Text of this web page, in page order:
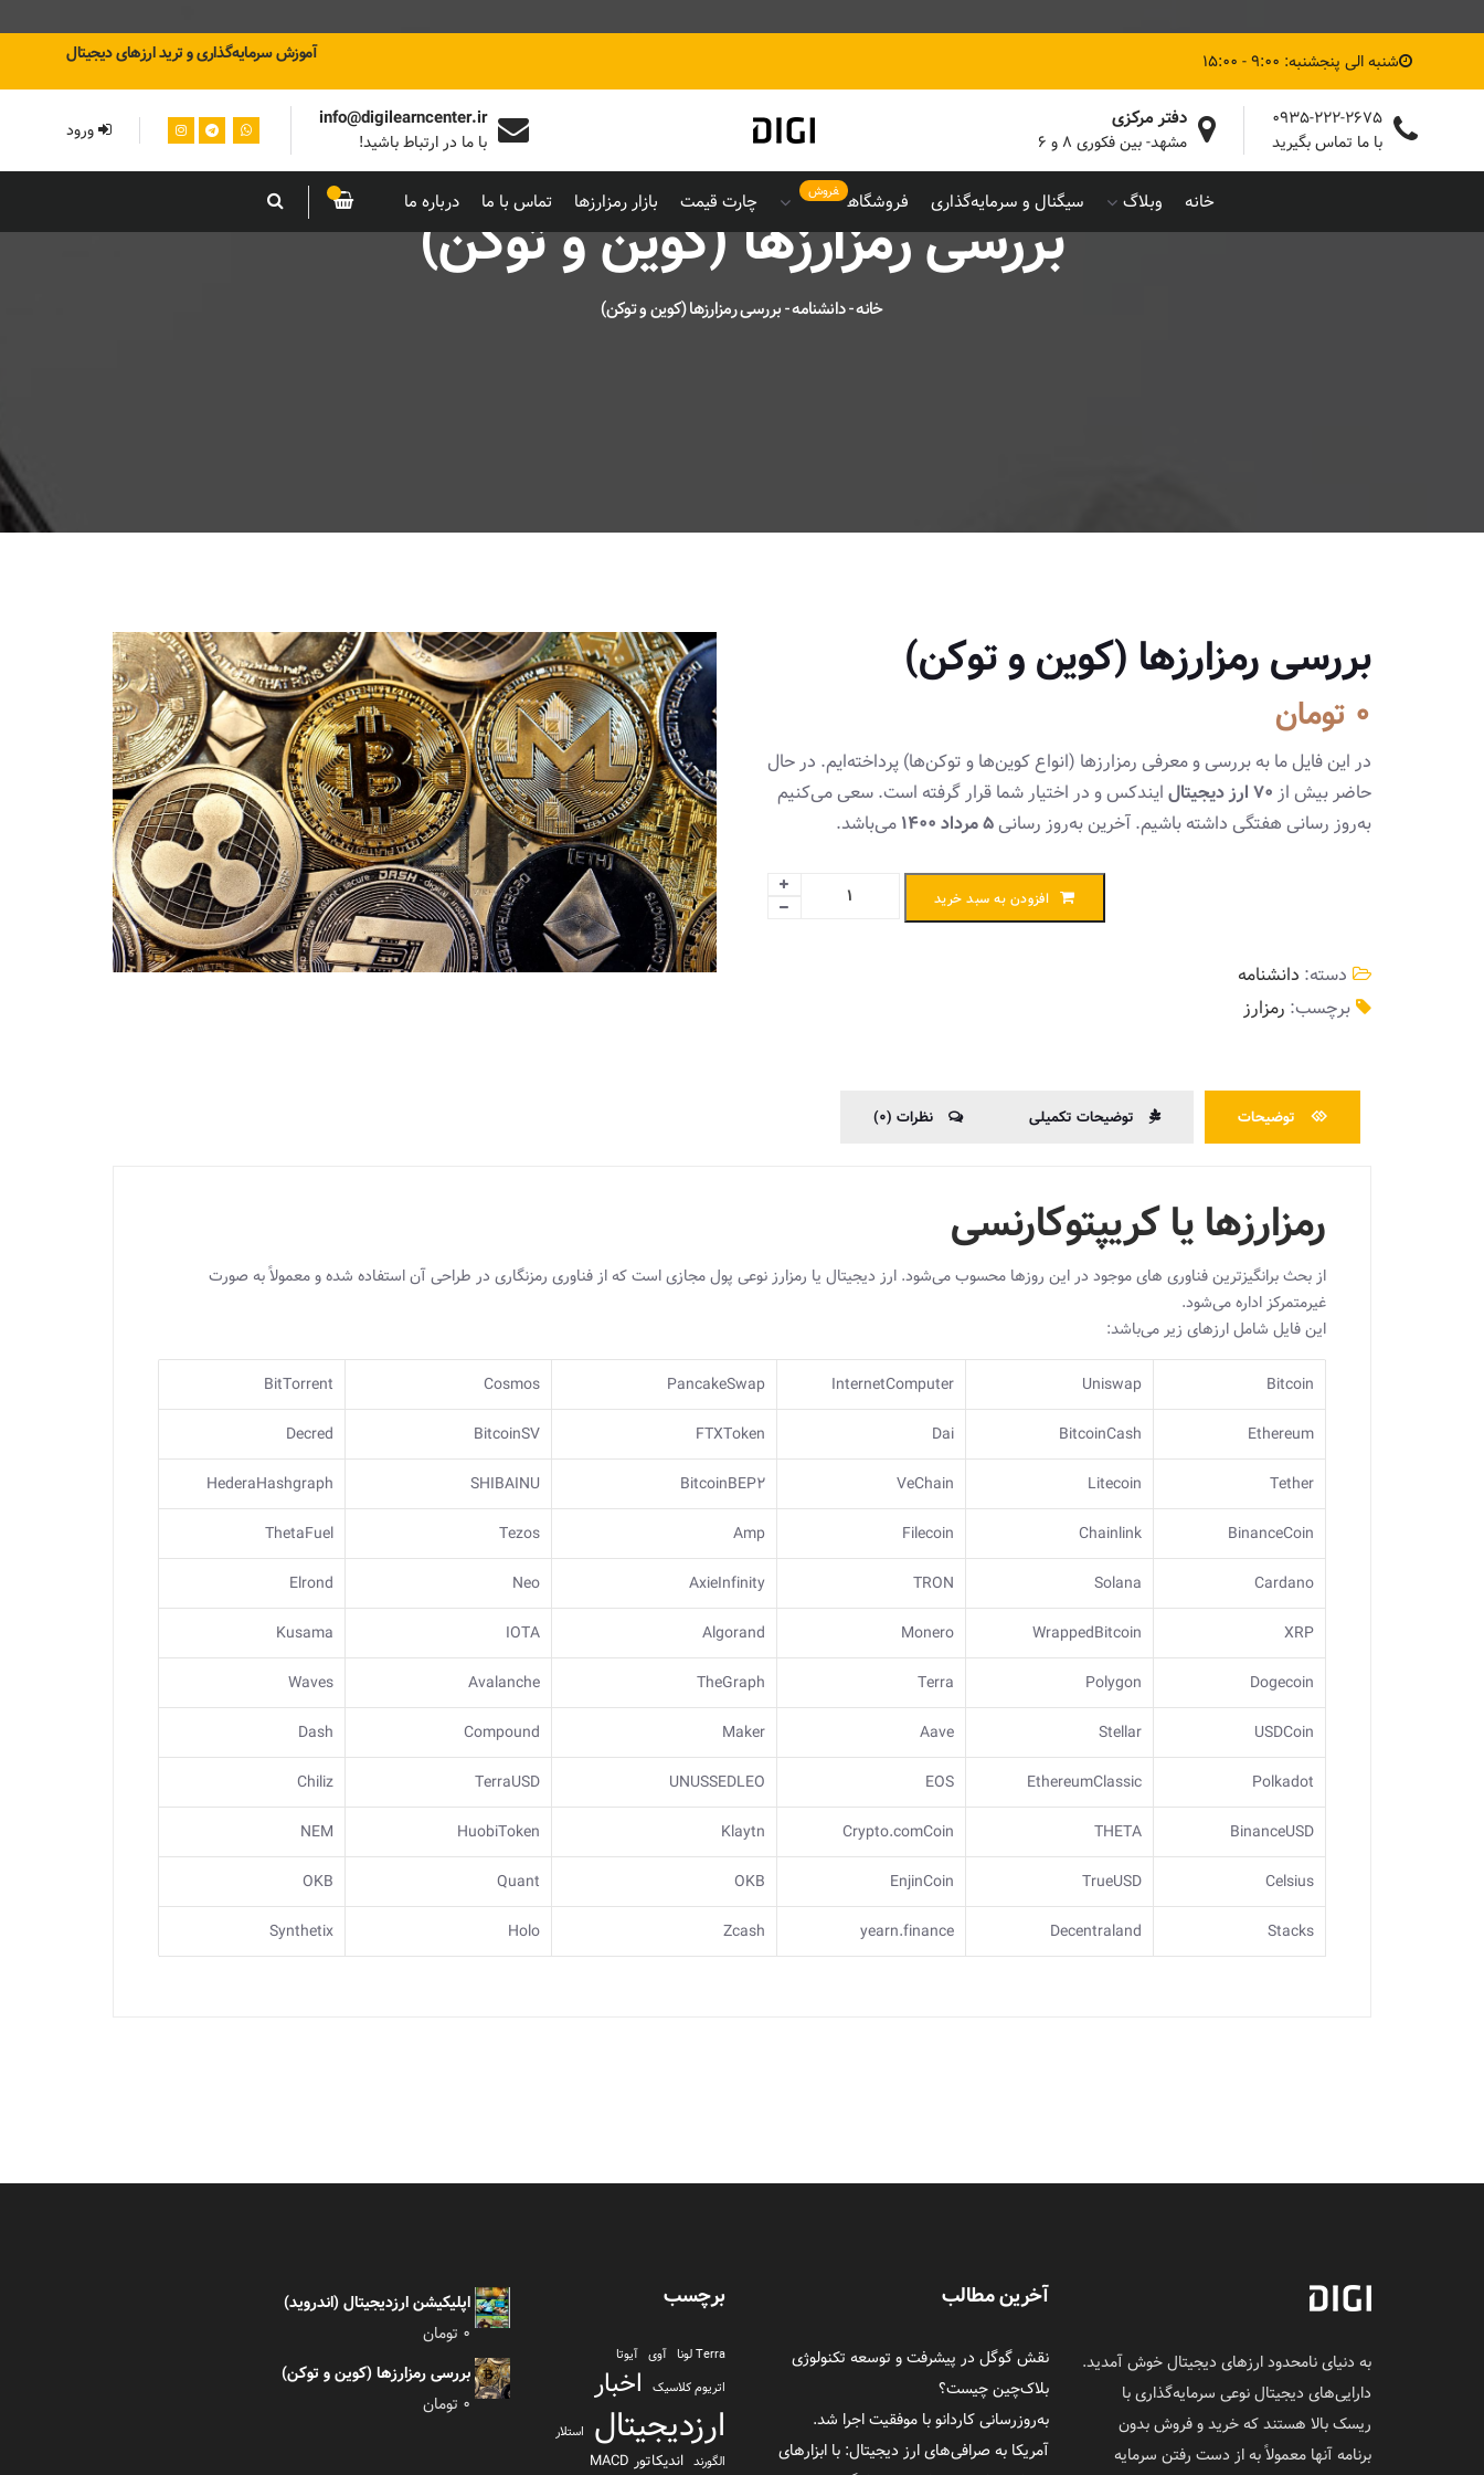
شنبه الی پنجشنبه: 9:00 - 15:00 آموزش سرمایه‌گذاری و ترید ارزهای دیجیتال
0935-222-2675
با ما تماس بگیرید
دفتر مرکزی
مشهد- بین فکوری ۸ و ۶
info@digilearncenter.ir
با ما در ارتباط باشید! ورود
خانه وبلاگ سیگنال و سرمایه‌گذاری فروشگاه فروش چارت قیمت بازار رمزارزها تماس با ما درباره ما
بررسی رمزارزها (کوین و توکن)
خانه-دانشنامه-بررسی رمزارزها (کوین و توکن)
بررسی رمزارزها (کوین و توکن)
0 تومان
در این فایل ما به بررسی و معرفی رمزارزها (انواع کوین‌ها و توکن‌ها) پرداخته‌ایم. در حال
حاضر بیش از70 ارز دیجیتال
ایندکس و در اختیار شما قرار گرفته است. سعی می‌کنیم
به‌روز رسانی هفتگی داشته باشیم. آخرین به‌روز رسانی5 مرداد 1400 می‌باشد.
افزودن به سبد خرید
دسته: دانشنامه
برچسب: رمزارز
توضیحات توضیحات تکمیلی نظرات (0)
رمزارزها یا کریپتوکارنسی
از بحث برانگیزترین فناوری های موجود در این روزها محسوب می‌شود. ارز دیجیتال یا رمزارز نوعی پول مجازی است که از فناوری رمزنگاری در طراحی آن استفاده شده و معمولاً به صورت
غیرمتمرکز اداره می‌شود.
این فایل شامل ارزهای زیر می‌باشد:
Bitcoin
Uniswap
InternetComputer
PancakeSwap
Cosmos
BitTorrent
Ethereum
BitcoinCash
Dai
FTXToken
BitcoinSV
Decred
Tether
Litecoin
VeChain
BitcoinBEP2
SHIBAINU
HederaHashgraph
BinanceCoin
Chainlink
Filecoin
Amp
Tezos
ThetaFuel
Cardano
Solana
TRON
AxieInfinity
Neo
Elrond
XRP
WrappedBitcoin
Monero
Algorand
IOTA
Kusama
Dogecoin
Polygon
Terra
TheGraph
Avalanche
Waves
USDCoin
Stellar
Aave
Maker
Compound
Dash
Polkadot
EthereumClassic
EOS
UNUSSEDLEO
TerraUSD
Chiliz
BinanceUSD
THETA
Crypto.comCoin
Klaytn
HuobiToken
NEM
Celsius
TrueUSD
EnjinCoin
OKB
Quant
OKB
Stacks
Decentraland
yearn.finance
Zcash
Holo
Synthetix
به دنیای نامحدود ارزهای دیجیتال خوش آمدید.
دارایی‌های دیجیتال نوعی سرمایه‌گذاری با
ریسک بالا هستند که خرید و فروش بدون
برنامه آنها معمولاً به از دست رفتن سرمایه
آخرین مطالب
نقش گوگل در پیشرفت و توسعه تکنولوژی
بلاک‌چین چیست؟
به‌روزرسانی کاردانو با موفقیت اجرا شد.
آمریکا به صرافی‌های ارز دیجیتال: با ابزارهای
برچسب
Terra لونا آوی آیوتا
اتریوم کلاسیک
اخبار
ارزدیجیتال
استلار
الگورند اندیکاتور MACD
اپلیکیشن ارزدیجیتال (اندروید)
0 تومان
بررسی رمزارزها (کوین و توکن)
0 تومان